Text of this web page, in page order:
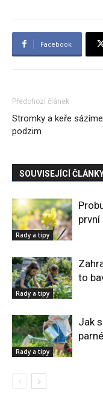
Facebook
Předchozí článek
Stromky a keře
podzim
SOUVISEJÍCÍ
Rady a tipy
první
Rady a tipy
to
Rady a tipy
Jak